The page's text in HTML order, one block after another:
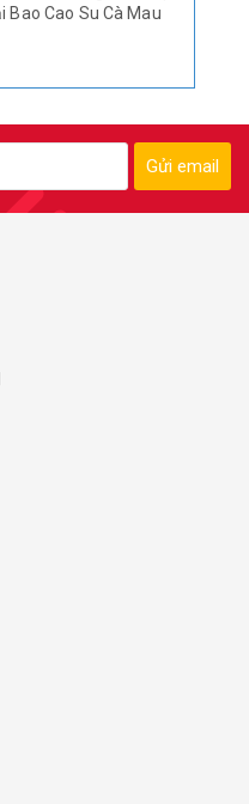
Bao Cao Su Cà Mau
Gửi email